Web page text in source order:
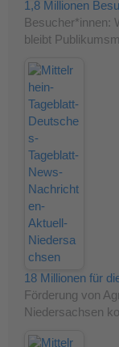
1,8 Millionen
Besucher*innen:
bleibt
18 Millionen für
Förderung von
Niedersachsen